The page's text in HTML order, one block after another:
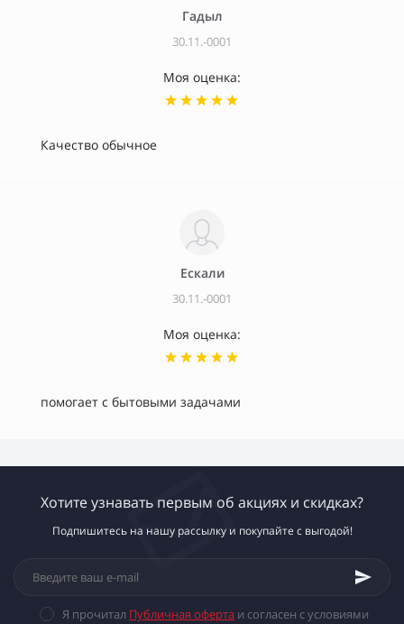
Гадыл
30.11.-0001
Моя оценка:
Качество обычное
Ескали
30.11.-0001
Моя оценка:
помогает с бытовыми задачами
Хотите узнавать первым об акциях и скидках?
Подпишитесь на нашу рассылку и покупайте с выгодой!
Я прочитал Публичная оферта и согласен с условиями